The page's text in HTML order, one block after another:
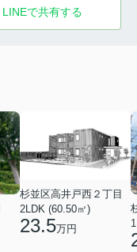
LINEで共有する
杉並区高井戸西２丁目
2LDK (60.50㎡)
23.5万円